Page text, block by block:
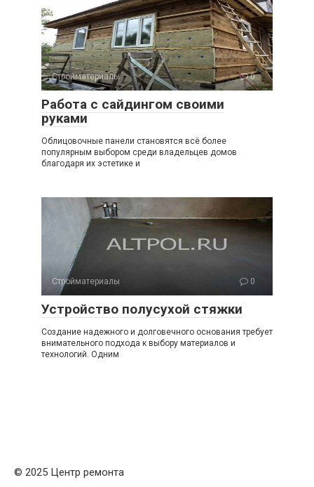
Стройматериалы 0
Работа с сайдингом своими
руками
Облицовочные панели становятся всё более
популярным выбором среди владельцев домов
благодаря их эстетике и
Стройматериалы 0
Устройство полусухой стяжки
Создание надежного и долговечного основания требует
внимательного подхода к выбору материалов и
технологий. Одним
© 2025 Центр ремонта